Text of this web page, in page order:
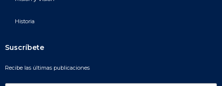
Historia
Suscríbete
Recibe las últimas publicaciones